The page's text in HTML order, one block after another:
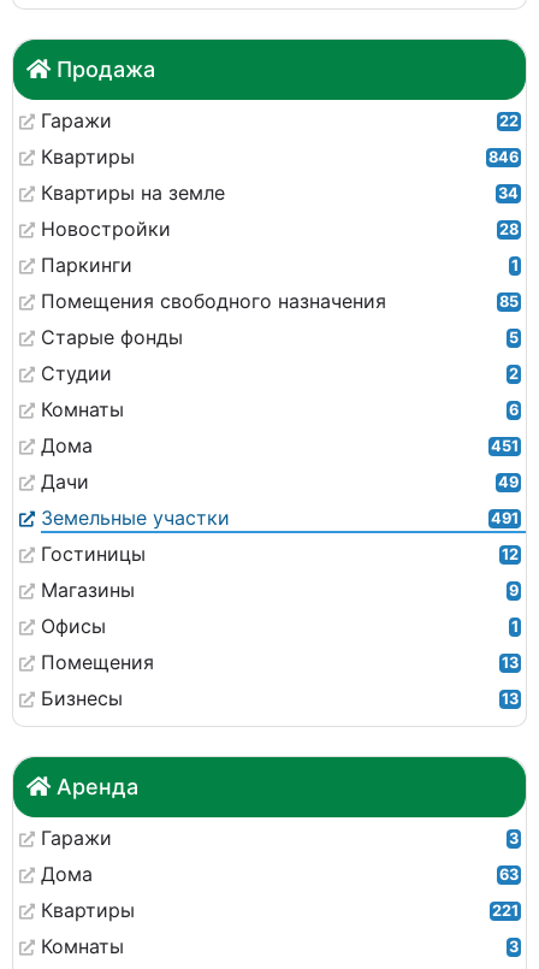
Продажа
Гаражи 22
Квартиры 846
Квартиры на земле 34
Новостройки 28
Паркинги 1
Помещения свободного назначения 85
Старые фонды 5
Студии 2
Комнаты 6
Дома 451
Дачи 49
Земельные участки 491
Гостиницы 12
Магазины 9
Офисы 1
Помещения 13
Бизнесы 13
Аренда
Гаражи 3
Дома 63
Квартиры 221
Комнаты 3